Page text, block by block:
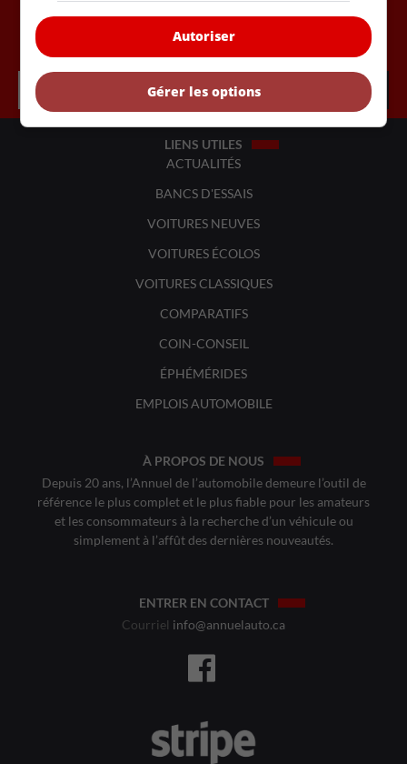
Inscrivez vous à l'infolettre.
LIENS UTILES
ACTUALITÉS
BANCS D'ESSAIS
VOITURES NEUVES
VOITURES ÉCOLOS
VOITURES CLASSIQUES
COMPARATIFS
COIN-CONSEIL
ÉPHÉMÉRIDES
EMPLOIS AUTOMOBILE
À PROPOS DE NOUS
Depuis 20 ans, l’Annuel de l’automobile demeure l’outil de
référence le plus complet et le plus fiable pour les amateurs
et les consommateurs à la recherche d’un véhicule ou
simplement à l’affût des dernières nouveautés.
ENTRER EN CONTACT
Courriel info@annuelauto.ca
Autoriser
Gérer les options